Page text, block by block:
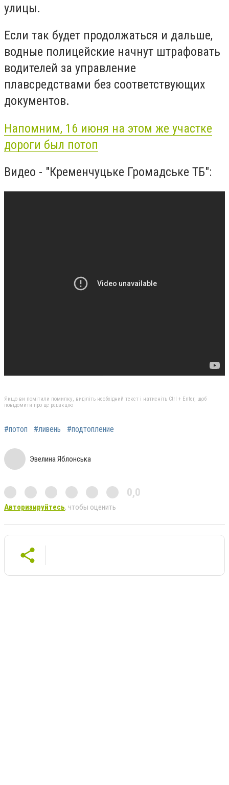
улицы.
Если так будет продолжаться и дальше,
водные полицейские начнут штрафовать
водителей за управление
плавсредствами без соответствующих
документов.
Напомним, 16 июня на этом же участке
дороги был потоп
Видео - "Кременчуцьке Громадське ТБ":
Якщо ви помітили помилку, виділіть необхідний текст і натисніть Ctrl + Enter, щоб
повідомити про це редакцію
#потоп #ливень #подтопление
Эвелина Яблонська
0,0
Авторизируйтесь, чтобы оценить